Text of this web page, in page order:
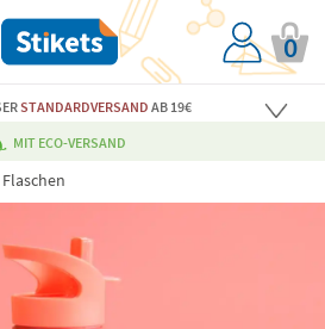
0
STANDARDVERSAND AB 19€
MIT ECO-VERSAND